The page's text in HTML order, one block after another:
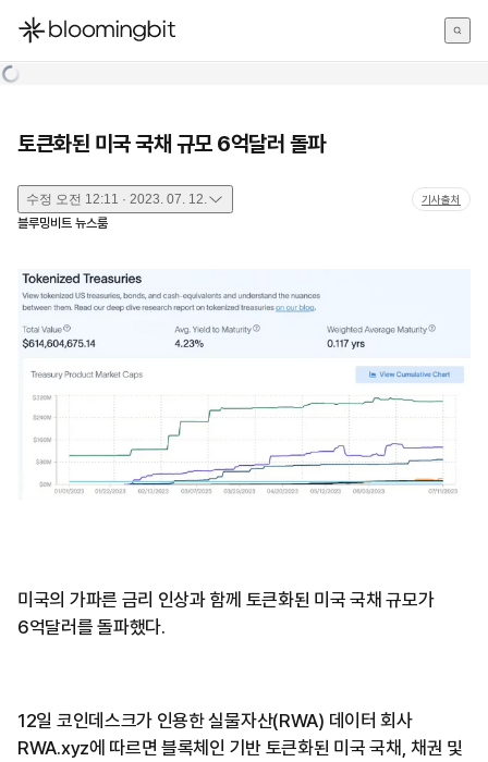
한국어
토큰화된 미국 국채 규모 6억달러 돌파
수정 오전 12:11 · 2023. 07. 12. 기사출처
블루밍비트 뉴스룸
미국의 가파른 금리 인상과 함께 토큰화된 미국 국채 규모가
6억달러를 돌파했다.
12일 코인데스크가 인용한 실물자산(RWA) 데이터 회사
RWA.xyz에 따르면 블록체인 기반 토큰화된 미국 국채, 채권 및